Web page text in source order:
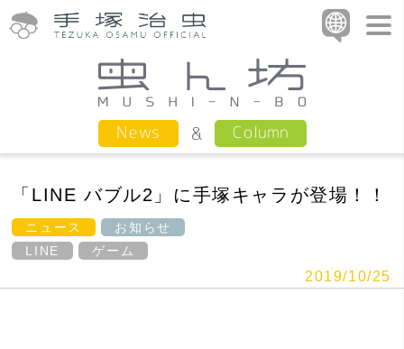
News Column
「LINE バブル2」に手塚キャラが登場！！
ニュース
お知らせ
LINE
ゲーム
2019/10/25